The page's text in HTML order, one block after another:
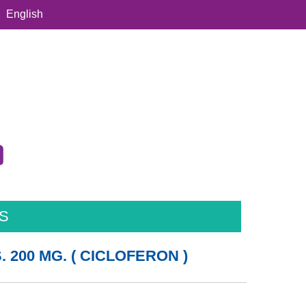
English
200 MG. ( CICLOFERON )